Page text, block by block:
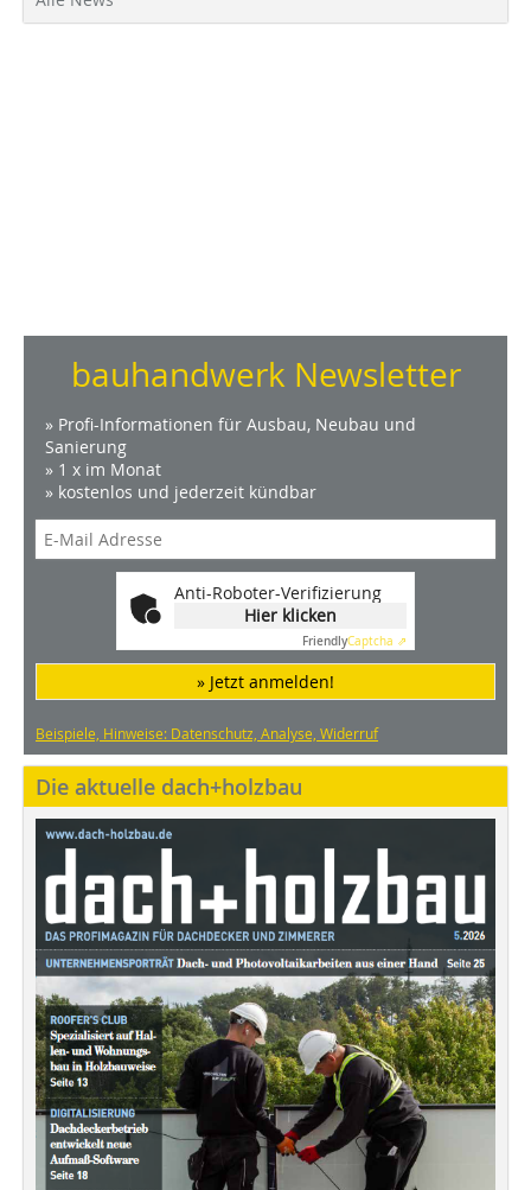
bauhandwerk Newsletter
» Profi-Informationen für Ausbau, Neubau und
Sanierung
» 1 x im Monat
» kostenlos und jederzeit kündbar
Anti-Roboter-Verifizierung
Hier klicken
FriendlyCaptcha ⇗
» Jetzt anmelden!
Beispiele, Hinweise: Datenschutz, Analyse, Widerruf
Die aktuelle dach+holzbau